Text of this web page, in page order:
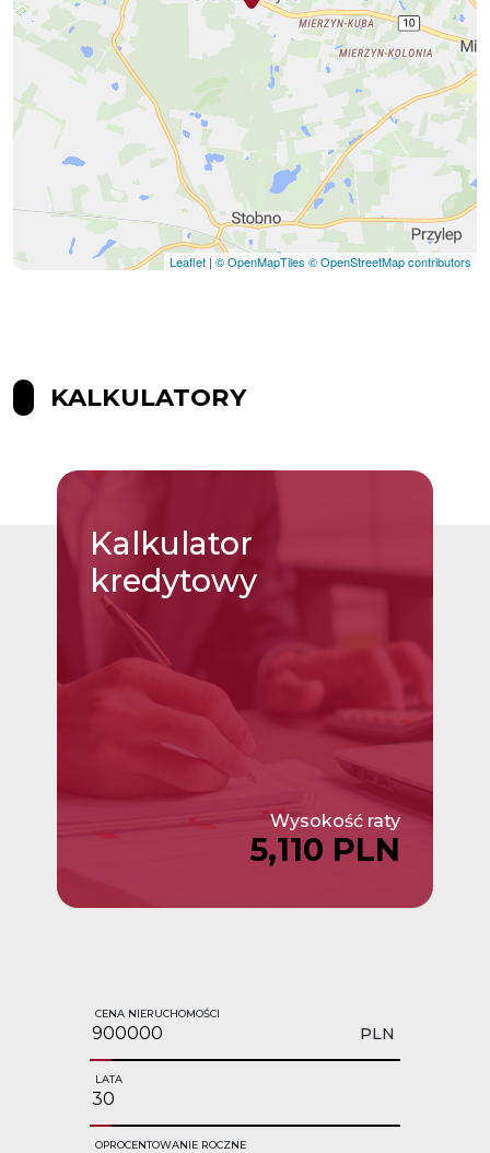
Leaflet | © OpenMapTiles © OpenStreetMap contributors
KALKULATORY
Kalkulator
kredytowy
Wysokość raty
5,110 PLN
CENA NIERUCHOMOŚCI
PLN
LATA
OPROCENTOWANIE ROCZNE